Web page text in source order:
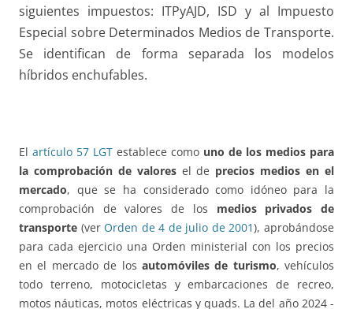
siguientes impuestos: ITPyAJD, ISD y al Impuesto
Especial sobre Determinados Medios de Transporte.
Se identifican de forma separada los modelos
híbridos enchufables.
El artículo 57 LGT establece como uno de los medios para
la comprobación de valoresel de precios medios en el
mercado, que se ha considerado como idóneo para la
comprobación de valores de los medios privados de
transporte (verOrden de 4 de julio de 2001), aprobándose
para cada ejercicio una Orden ministerial con los precios
en el mercado de los automóviles de turismo, vehículos
todo terreno, motocicletas y embarcaciones de recreo,
motos náuticas, motos eléctricas y quads. La del año 2024 -